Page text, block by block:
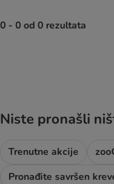
0 - 0 od 0 rezultata
Niste pronašli
Trenutne akcije
Pronađite savršen